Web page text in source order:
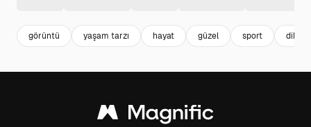
görüntü yaşam tarzı hayat güzel sport dikey